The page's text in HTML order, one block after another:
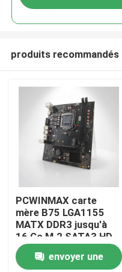
Produits
Vidéos
produits recommandés
PCWINMAX carte
mère B75 LGA1155
MATX DDR3 jusqu'à
16 Go M.2 SATA3 HD
Ports VGA Tableau de
bureau pour les
envoyer une